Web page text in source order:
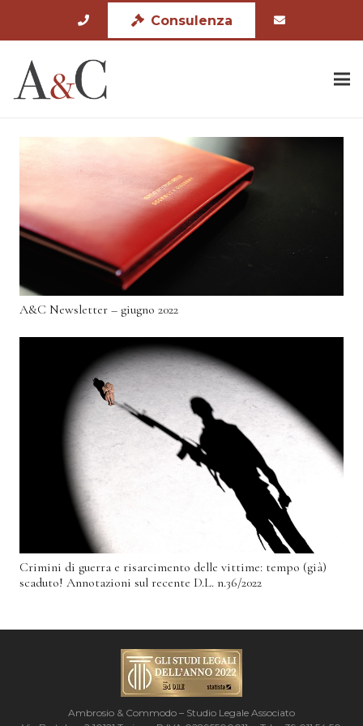
Consulenza
A&C Newsletter – giugno 2022
Crimini di guerra e risarcimento delle vittime: tempo (già)
scaduto! Annotazioni sul recente D.L. n.36/2022
Ambrosio & Commodo – Studio Legale Associato